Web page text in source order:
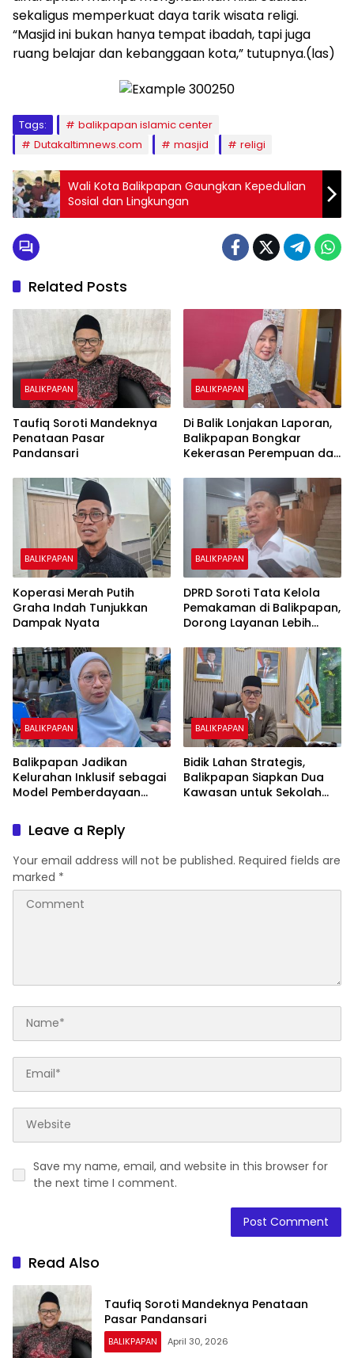
sekaligus memperkuat daya tarik wisata religi.
“Masjid ini bukan hanya tempat ibadah, tapi juga
ruang belajar dan kebanggaan kota,” tutupnya.(las)
Tags:
balikpapan islamic center
Dutakaltimnews.com
masjid religi
Wali Kota Balikpapan Gaungkan Kepedulian
Sosial dan Lingkungan
Related Posts
BALIKPAPAN
Taufiq Soroti Mandeknya
Penataan Pasar
Pandansari
BALIKPAPAN
Di Balik Lonjakan Laporan,
Balikpapan Bongkar
Kekerasan Perempuan dan
BALIKPAPAN
Koperasi Merah Putih
Graha Indah Tunjukkan
Dampak Nyata
BALIKPAPAN
DPRD Soroti Tata Kelola
Pemakaman di Balikpapan,
Dorong Layanan Lebih
Biaya Warga
BALIKPAPAN
Balikpapan Jadikan
Kelurahan Inklusif sebagai
Model Pemberdayaan
BALIKPAPAN
Bidik Lahan Strategis,
Balikpapan Siapkan Dua
Kawasan untuk Sekolah
Leave a Reply
Your email address will not be published. Required fields are
marked *
Save my name, email, and website in this browser for
the next time I comment.
Read Also
Taufiq Soroti Mandeknya Penataan
Pasar Pandansari
BALIKPAPAN April 30, 2026